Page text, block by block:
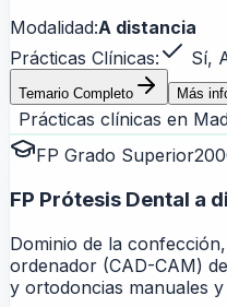
Modalidad:A distancia
Prácticas Clínicas:
Sí,
Temario Completo Más
Prácticas clínicas en
FP Grado Superior
FP Prótesis Dental a
Dominio de la
ordenador (CAD-CAM)
y ortodoncias manuales y